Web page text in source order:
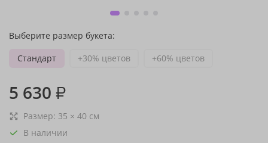
Выберите размер букета:
Стандарт
+30% цветов +60% цветов
5 630 ₽
Размер: 35 × 40 см
В наличии